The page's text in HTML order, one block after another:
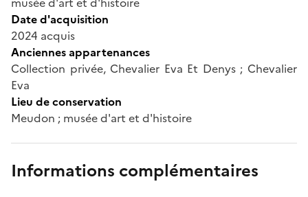
Date d'acquisition
2024 acquis
Anciennes appartenances
Collection privée, Chevalier Eva Et Denys ; Chevalier
Eva
Lieu de conservation
Meudon ; musée d'art et d'histoire
Informations complémentaires